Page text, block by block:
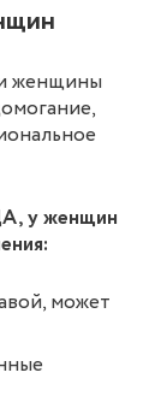
женщины
у женщин
может